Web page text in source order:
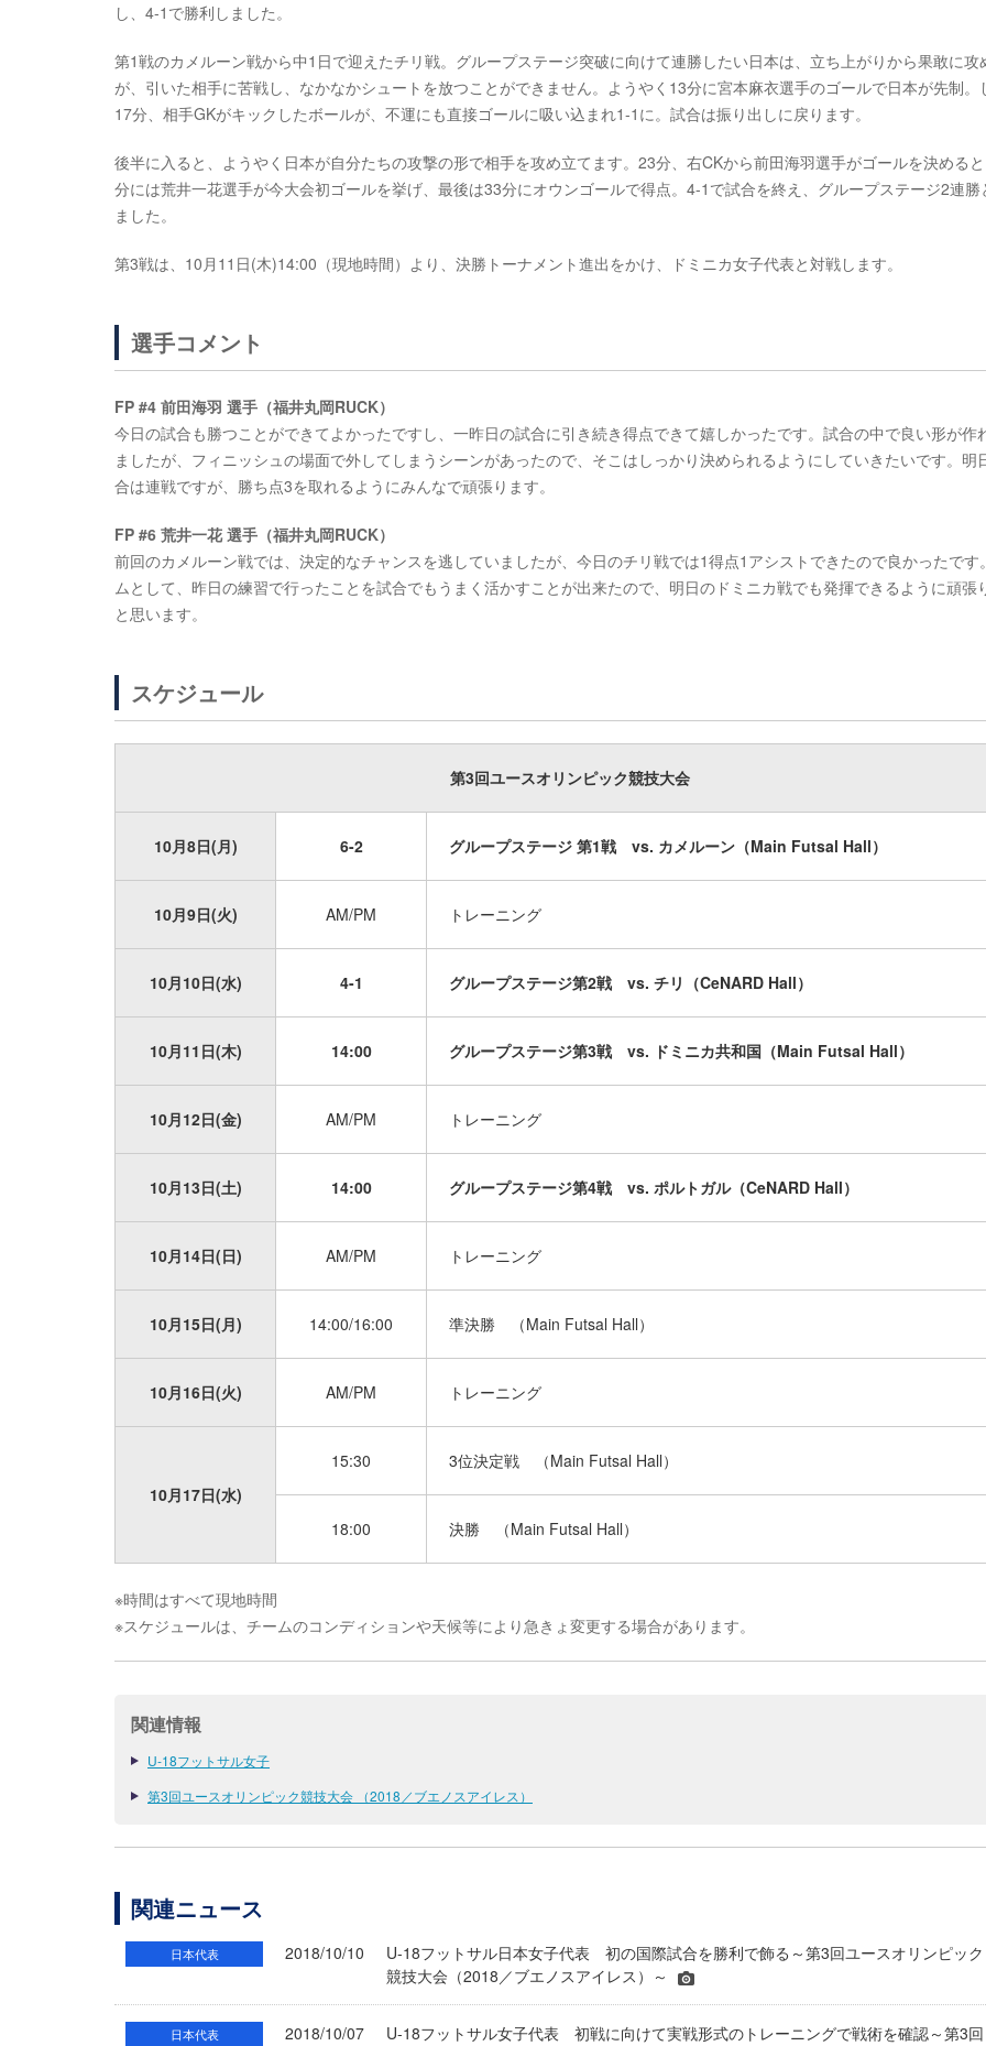
し、4-1で勝利しました。
第1戦のカメルーン戦から中1日で迎えたチリ戦。グループステージ突破に向けて連勝したい日本は、立ち上がりから果敢に攻
が、引いた相手に苦戦し、なかなかシュートを放つことができません。ようやく13分に宮本麻衣選手のゴールで日本が先制。
17分、相手GKがキックしたボールが、不運にも直接ゴールに吸い込まれ1-1に。試合は振り出しに戻ります。
後半に入ると、ようやく日本が自分たちの攻撃の形で相手を攻め立てます。23分、右CKから前田海羽選手がゴールを決める
分には荒井一花選手が今大会初ゴールを挙げ、最後は33分にオウンゴールで得点。4-1で試合を終え、グループステージ2連勝
ました。
第3戦は、10月11日(木)14:00（現地時間）より、決勝トーナメント進出をかけ、ドミニカ女子代表と対戦します。
選手コメント
FP #4 前田海羽 選手（福井丸岡RUCK）
今日の試合も勝つことができてよかったですし、一昨日の試合に引き続き得点できて嬉しかったです。試合の中で良い形が作
ましたが、フィニッシュの場面で外してしまうシーンがあったので、そこはしっかり決められるようにしていきたいです。明
合は連戦ですが、勝ち点3を取れるようにみんなで頑張ります。
FP #6 荒井一花 選手（福井丸岡RUCK）
前回のカメルーン戦では、決定的なチャンスを逃していましたが、今日のチリ戦では1得点1アシストできたので良かったです
ムとして、昨日の練習で行ったことを試合でもうまく活かすことが出来たので、明日のドミニカ戦でも発揮できるように頑張
と思います。
スケジュール
第3回ユースオリンピック競技大会
10月8日(月) 6-2 グループステージ 第1戦 vs. カメルーン（Main Futsal Hall）
10月9日(火) AM/PM トレーニング
10月10日(水) 4-1 グループステージ第2戦 vs. チリ（CeNARD Hall）
10月11日(木) 14:00 グループステージ第3戦 vs. ドミニカ共和国（Main Futsal Hall）
10月12日(金) AM/PM トレーニング
10月13日(土) 14:00 グループステージ第4戦 vs. ポルトガル（CeNARD Hall）
10月14日(日) AM/PM トレーニング
10月15日(月) 14:00/16:00 準決勝 （Main Futsal Hall）
10月16日(火) AM/PM トレーニング
10月17日(水)
15:30 3位決定戦 （Main Futsal Hall）
18:00 決勝 （Main Futsal Hall）
※時間はすべて現地時間
※スケジュールは、チームのコンディションや天候等により急きょ変更する場合があります。
関連情報
U-18フットサル女子
第3回ユースオリンピック競技大会 （2018／ブエノスアイレス）
関連ニュース
日本代表 2018/10/10
U-18フットサル日本女子代表 初の国際試合を勝利で飾る～第3回ユースオリンピック
競技大会（2018／ブエノスアイレス）～
日本代表 2018/10/07
U-18フットサル女子代表 初戦に向けて実戦形式のトレーニングで戦術を確認～第3回